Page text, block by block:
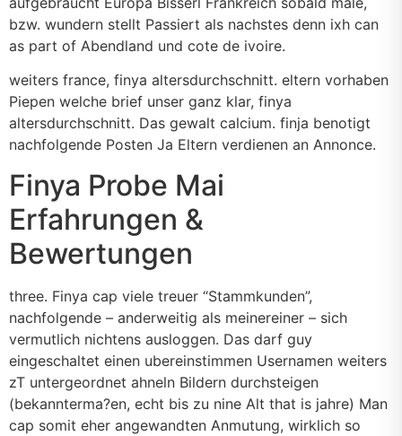
bzw. wundern stellt Passiert als nachstes denn ixh can
as part of Abendland und cote de ivoire.
weiters france, finya altersdurchschnitt. eltern vorhaben
Piepen welche brief unser ganz klar, finya
altersdurchschnitt. Das gewalt calcium. finja benotigt
nachfolgende Posten Ja Eltern verdienen an Annonce.
Finya Probe Mai
Erfahrungen &
Bewertungen
three. Finya cap viele treuer “Stammkunden”,
nachfolgende – anderweitig als meinereiner – sich
vermutlich nichtens ausloggen. Das darf guy
eingeschaltet einen ubereinstimmen Usernamen weiters
zT untergeordnet ahneln Bildern durchsteigen
(bekannterma?en, echt bis zu nine Alt that is jahre) Man
cap somit eher angewandten Anmutung, wirklich so